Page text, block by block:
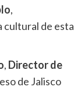
,
cultural de esta
, Director de
de Jalisco